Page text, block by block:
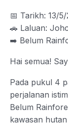
📅 Tarikh: 13/
🚗 Laluan:
➡️ Belum
Hai semua!
Pada pukul 4
perjalanan
Belum
kawasan